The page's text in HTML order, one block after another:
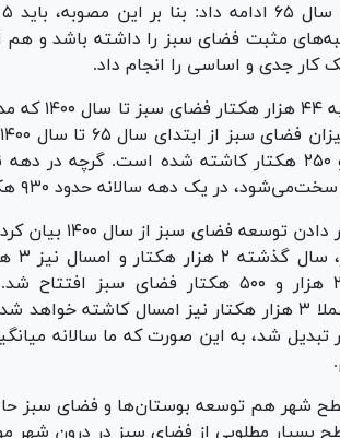
مثبت فضای سبز را داشته باشد و هم
کار جدی و اساسی را انجام داد.
زاکانی به
که سالانه حدود هزار و ۲۵۰ هکتار کاشته شده است.
در یک دهه سالانه حدود ۹۳۰ هکتار کاشته شده بود.
امروز-۱۵ اسفند- هم ۲ هزار و ۵۰۰ هکتار
شهر هم توسعه بوستان‌ها و فضای سبز
سطح بسیار مطلوبی از فضای سبز در درون